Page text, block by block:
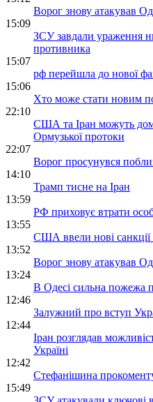
Ворог знову атакував
15:09
ЗСУ завдали ураження
противника
15:07
рф перейшла до нової
15:06
Хто може стати новим
22:10
США та Іран можуть
Ормузької протоки
22:07
Ворог просунувся
14:10
Трамп тисне на Іран
13:59
РФ приховує втрати
13:55
США ввели нові
13:52
Ворог знову атакував
13:24
В Одесі сильна пожежа
12:46
Залужний про вступ
12:44
Іран розглядав
Україні
12:42
Стефанішина
15:49